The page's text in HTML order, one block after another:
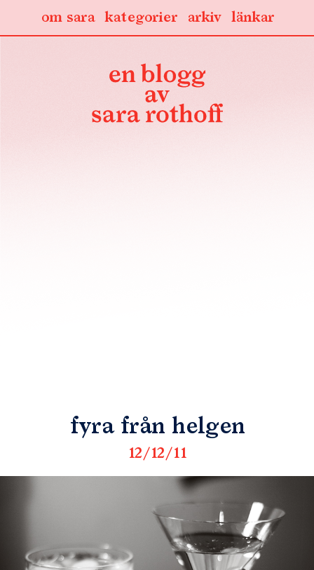
länkar
arkiv
kategorier
om sara
fyra från helgen
12/12/11